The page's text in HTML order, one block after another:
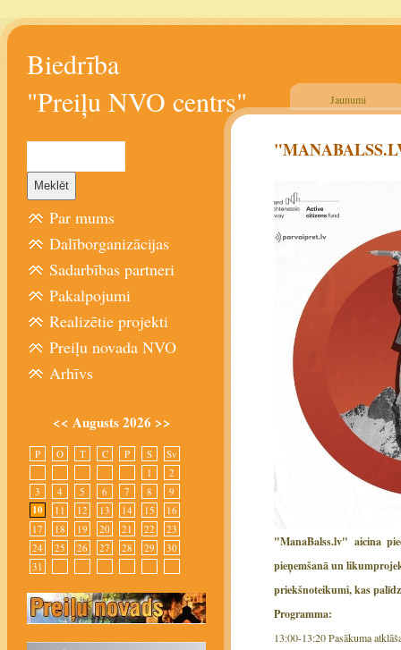
Biedrība
"Preiļu NVO centrs"
Jaunumi
"ManaBalss.lv" aicina
pieņemšanā un
priekšnoteikumi, kas
Programma:
13:00-13:20 Pasākuma
Par mums
Dalīborganizācijas
Sadarbības partneri
Pakalpojumi
Realizētie projekti
Preiļu novada NVO
Arhīvs
<< Augusts 2026 >>
P O T C P S
Sv
1
2
3
4 5 6 7 8 9
10 11 12 13 14 15
16
17
18 19 20 21 22
23
24
25 26 27 28 29
30
31